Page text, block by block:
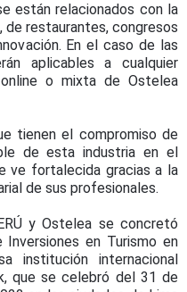
están relacionados con la
de restaurantes, congresos
En el caso de las
aplicables a cualquier
o mixta de Ostelea
tienen el compromiso de
de esta industria en el
ve fortalecida gracias a la
de sus profesionales.
y Ostelea se concretó
en Turismo en
institución internacional
que se celebró del 31 de